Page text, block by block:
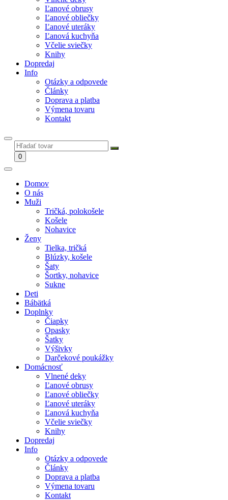
Ľanové obrusy
Ľanové obliečky
Ľanové uteráky
Ľanová kuchyňa
Včelie sviečky
Knihy
Dopredaj
Info
Otázky a odpovede
Články
Doprava a platba
Výmena tovaru
Kontakt
0
Domov
O nás
Muži
Tričká, polokošele
Košele
Nohavice
Ženy
Tielka, tričká
Blúzky, košele
Šaty
Šortky, nohavice
Sukne
Deti
Bábätká
Doplnky
Čiapky
Opasky
Šatky
Výšivky
Darčekové poukážky
Domácnosť
Vlnené deky
Ľanové obrusy
Ľanové obliečky
Ľanové uteráky
Ľanová kuchyňa
Včelie sviečky
Knihy
Dopredaj
Info
Otázky a odpovede
Články
Doprava a platba
Výmena tovaru
Kontakt